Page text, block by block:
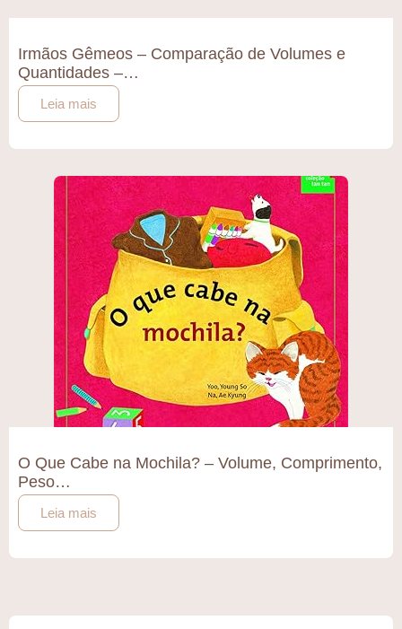
Irmãos Gêmeos – Comparação de Volumes e
Quantidades –…
Leia mais
O Que Cabe na Mochila? – Volume, Comprimento,
Peso…
Leia mais